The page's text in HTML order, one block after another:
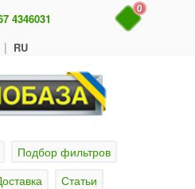
| RU
4346031
0
Подбор фильтров
Статьи